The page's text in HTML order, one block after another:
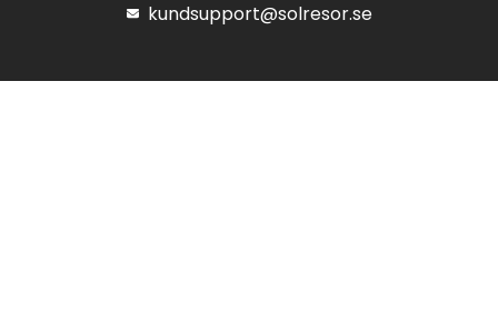
kundsupport@solresor.se